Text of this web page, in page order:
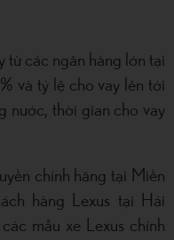
từ các ngân hàng lớn tại
và tỷ lệ cho vay lên tới
nước, thời gian cho vay
chính hãng tại Miền
hàng Lexus tại Hải
mẫu xe Lexus chính